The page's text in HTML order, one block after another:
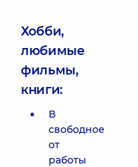
Хобби,
любимые
фильмы,
книги:
В
свободное
от
работы